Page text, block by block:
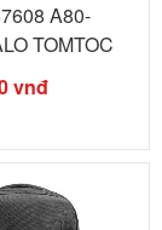
A80-
TOMTOC
...
vnđ